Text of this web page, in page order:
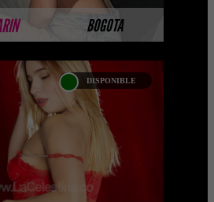
BOGOTA
INFORMACIÓN
DISPONIBLE
NUEVA
Algunas de nuestras
tienen imágenes
la web porque están
sesión ...